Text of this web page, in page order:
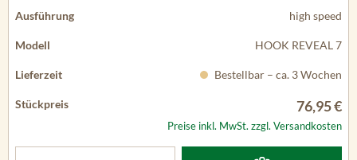
high speed
HOOK REVEAL 7
Bestellbar – ca. 3 Wochen
76,95 €
Preise inkl. MwSt. zzgl. Versandkosten